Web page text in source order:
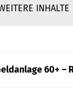
INHALTE
60+ –